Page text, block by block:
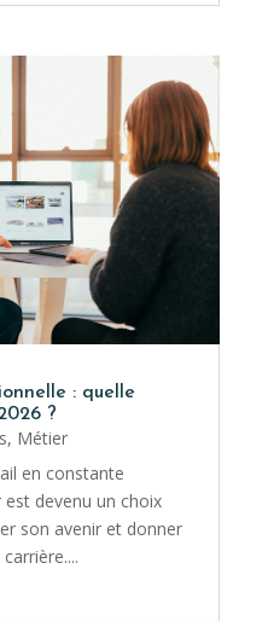
: quelle
?
, Métier
en constante
devenu un choix
son avenir et donner